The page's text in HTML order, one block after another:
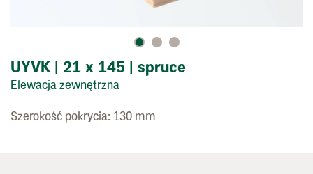
UYVK | 21 x 145 | spruce
Elewacja zewnętrzna
Szerokość pokrycia: 130 mm